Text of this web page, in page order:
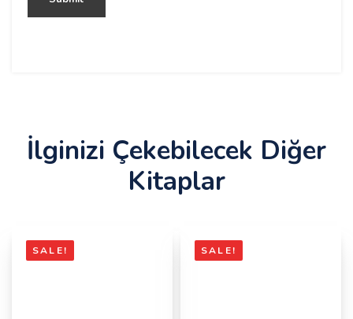
İlginizi Çekebilecek Diğer
Kitaplar
SALE! SALE!